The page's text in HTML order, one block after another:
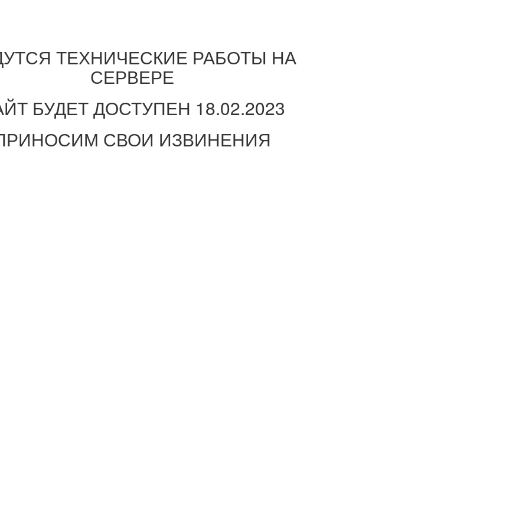
ТЕХНИЧЕСКИЕ РАБОТЫ НА
СЕРВЕРЕ
БУДЕТ ДОСТУПЕН 18.02.2023
СВОИ ИЗВИНЕНИЯ